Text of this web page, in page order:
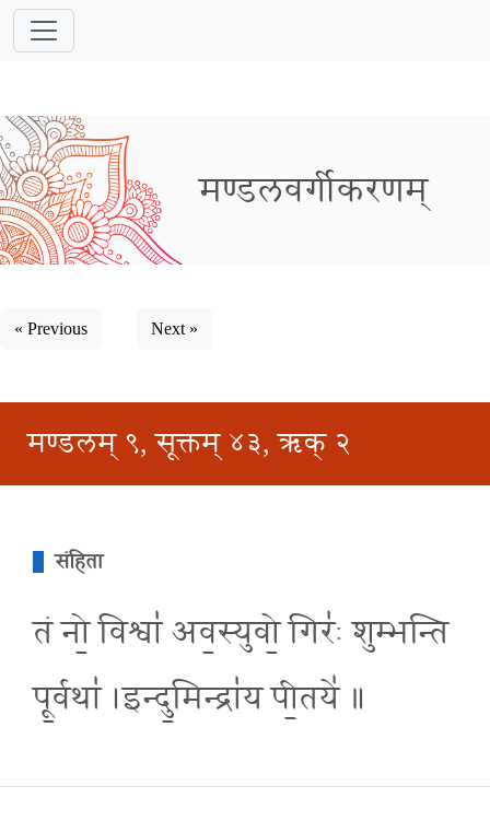
मण्डलवर्गीकरणम्
« Previous Next »
मण्डलम् ९, सूक्तम् ४३, ऋक् २
संहिता
तं नो॒ विश्वा॑ अव॒स्युवो॒ गिरः॑ शुम्भन्ति
पू॒र्वथा॑ ।इन्दु॒मिन्द्रा॑य पी॒तये॑ ॥